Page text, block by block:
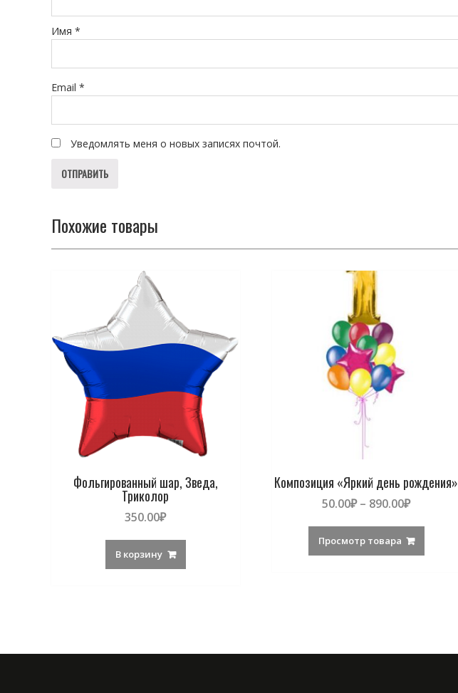
Имя *
Email *
Уведомлять меня о новых записях почтой.
Похожие товары
Фольгированный шар, Зведа,
Триколор
350.00₽
В корзину
Композиция «Яркий день рождения»
50.00₽– 890.00₽
Просмотр товара